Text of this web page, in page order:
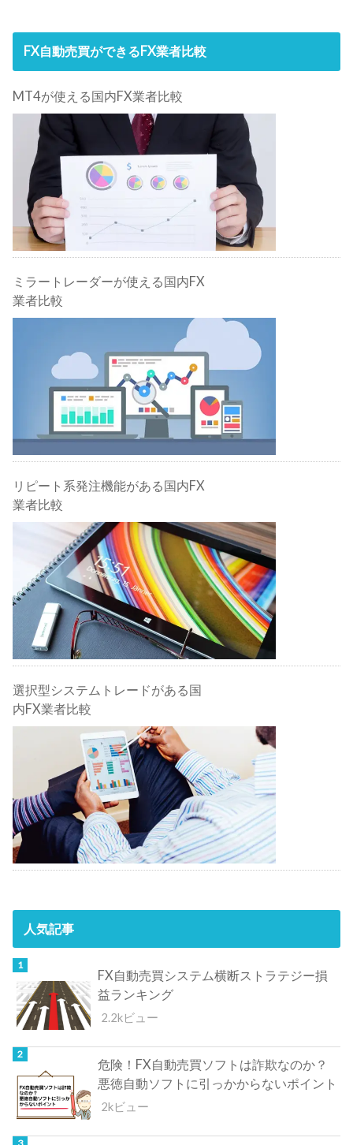
FX自動売買ができるFX業者比較
MT4が使える国内FX業者比較
ミラートレーダーが使える国内FX
業者比較
リピート系発注機能がある国内FX
業者比較
選択型システムトレードがある国
内FX業者比較
人気記事
FX自動売買システム横断ストラテジー損
益ランキング
2.2kビュー
危険！FX自動売買ソフトは詐欺なのか？
悪徳自動ソフトに引っかからないポイント
2kビュー